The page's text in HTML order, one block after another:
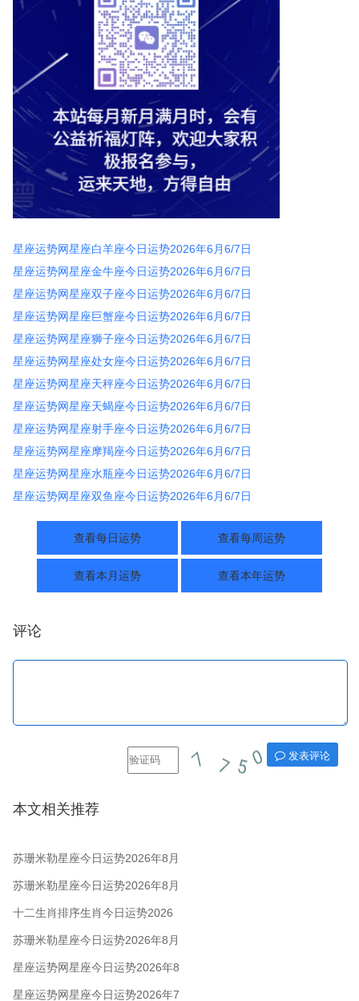
星座运势网星座白羊座今日运势2026年6月6/7日
星座运势网星座金牛座今日运势2026年6月6/7日
星座运势网星座双子座今日运势2026年6月6/7日
星座运势网星座巨蟹座今日运势2026年6月6/7日
星座运势网星座狮子座今日运势2026年6月6/7日
星座运势网星座处女座今日运势2026年6月6/7日
星座运势网星座天秤座今日运势2026年6月6/7日
星座运势网星座天蝎座今日运势2026年6月6/7日
星座运势网星座射手座今日运势2026年6月6/7日
星座运势网星座摩羯座今日运势2026年6月6/7日
星座运势网星座水瓶座今日运势2026年6月6/7日
星座运势网星座双鱼座今日运势2026年6月6/7日
查看每日运势 查看每周运势
查看本月运势 查看本年运势
评论
发表评论
本文相关推荐
苏珊米勒星座今日运势2026年8月
7日
苏珊米勒星座今日运势2026年8月
6日
十二生肖排序生肖今日运势2026
年8月5日
苏珊米勒星座今日运势2026年8月
5日
星座运势网星座今日运势2026年8
月5日
星座运势网星座今日运势2026年7